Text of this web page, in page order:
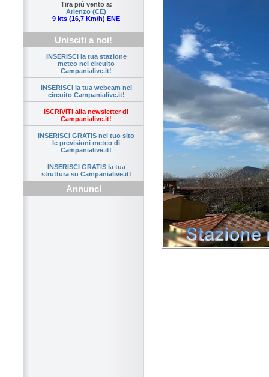
Tira più vento a:
Arienzo (CE)
9 kts (16,7 Km/h) ENE
Unisciti a noi!
INSERISCI la tua stazione
meteo nel circuito
Campanialive.it!
INSERISCI la tua webcam nel
circuito Campanialive.it!
ISCRIVITI alla newsletter di
Campanialive.it!
INSERISCI GRATIS nel tuo sito
le previsioni meteo di
Campanialive.it!
INSERISCI GRATIS la tua
struttura su Campanialive.it!
Annunci